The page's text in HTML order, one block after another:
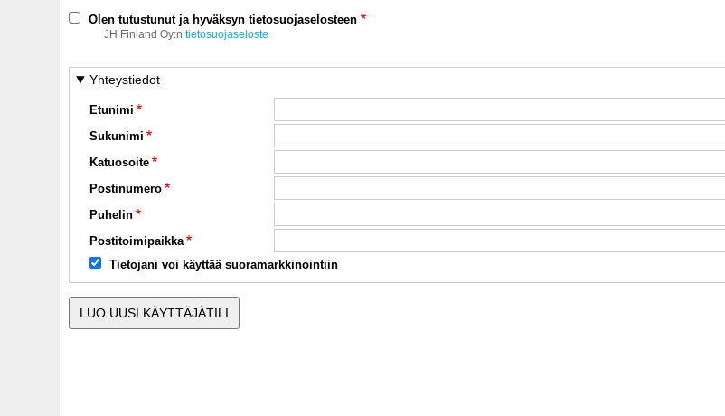
Olen tutustunut ja hyväksyn tietosuojaselosteen
JH Finland Oy:ntietosuojaseloste
Yhteystiedot
Etunimi
Sukunimi
Katuosoite
Postinumero
Puhelin
Postitoimipaikka
Tietojani voi käyttää suoramarkkinointiin